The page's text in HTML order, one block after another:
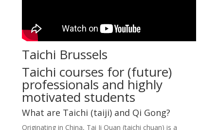
Taichi Brussels
Taichi courses for (future)
professionals and highly
motivated students
What are Taichi (taiji) and Qi Gong?
Originating in China, Tai Ji Quan (taichi chuan) is a